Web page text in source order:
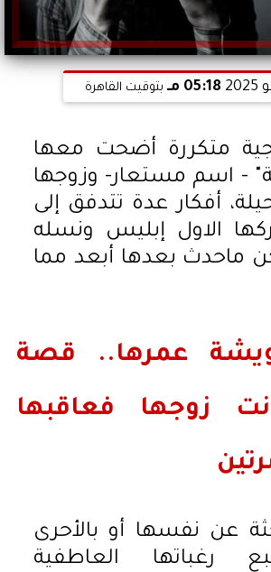
05:18 مـ بتوقيت القاهرة
متكررة أضحت معها
- اسم مستعار- وزوجها
أفكار عدة تتدفق إلى
الاول إبليس ونسله
ماحدث بعدها أبعد مما
عمرها.. قصة
زوجها فعاقبها
عن نفسها أو بالأحرى
رغباتها العاطفية